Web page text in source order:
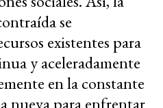
se
existentes para
y aceleradamente
en la constante
nueva para enfrentar